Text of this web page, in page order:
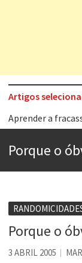
Artigos
Aprender a
Esse tal de Rock
Voto obrigatório
Se queres salvar
Tem que filmar
Porque o
Porque o
3 ABRIL 2005